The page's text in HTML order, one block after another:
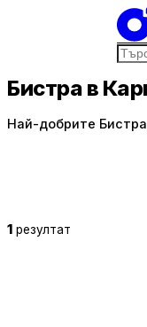
Бистра в
Най-добрите
1 резултат